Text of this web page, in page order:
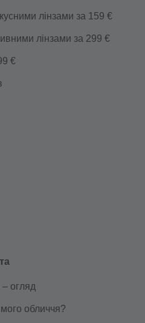
лінзами за 159 €
лінзами за 299 €
€
– огляд
обличчя?